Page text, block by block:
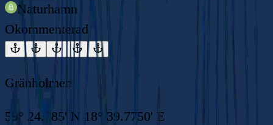
Naturhamn
Okommenterad
Gränholmen
59° 24.785' N 18° 39.7750' E